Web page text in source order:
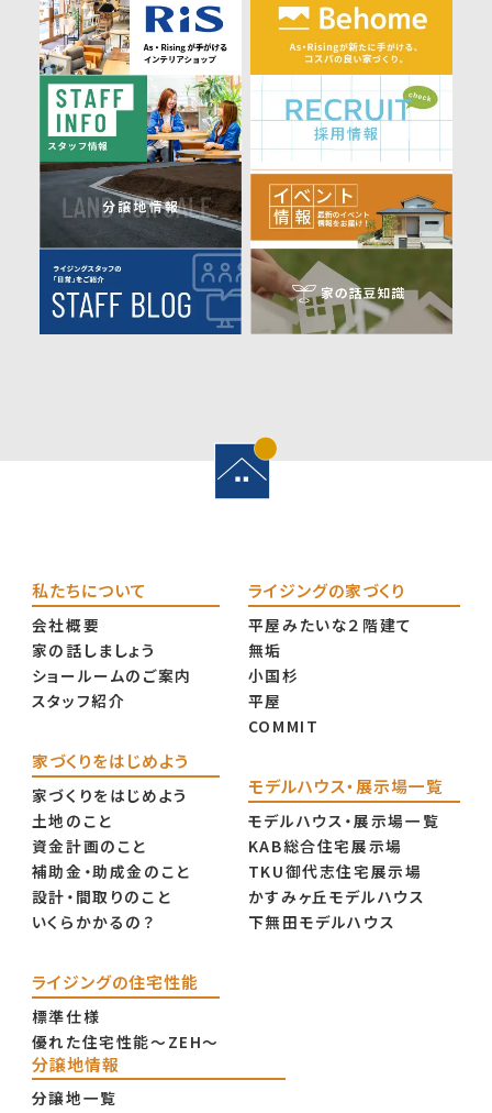
私たちについて
会社概要
家の話しましょう
ショールームのご案内
スタッフ紹介
家づくりをはじめよう
家づくりをはじめよう
土地のこと
資金計画のこと
補助金・助成金のこと
設計・間取りのこと
いくらかかるの？
ライジングの住宅性能
標準仕様
優れた住宅性能〜ZEH〜
ライジングの家づくり
平屋みたいな２階建て
無垢
小国杉
平屋
COMMIT
モデルハウス・展示場一覧
モデルハウス・展示場一覧
KAB総合住宅展示場
TKU御代志住宅展示場
かすみヶ丘モデルハウス
下無田モデルハウス
分譲地情報
分譲地一覧